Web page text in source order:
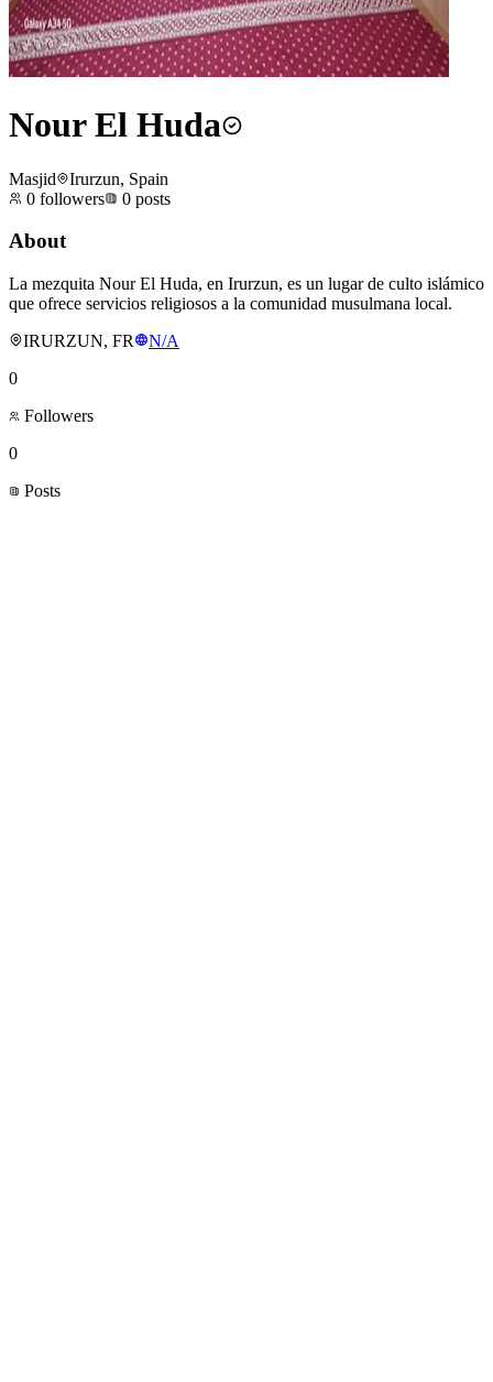
Nour El Huda
Masjid
Irurzun, Spain
0 followers 0 posts
About
La mezquita Nour El Huda, en Irurzun, es un lugar de culto islámico
que ofrece servicios religiosos a la comunidad musulmana local.
IRURZUN, FR
N/A
0
Followers
0
Posts